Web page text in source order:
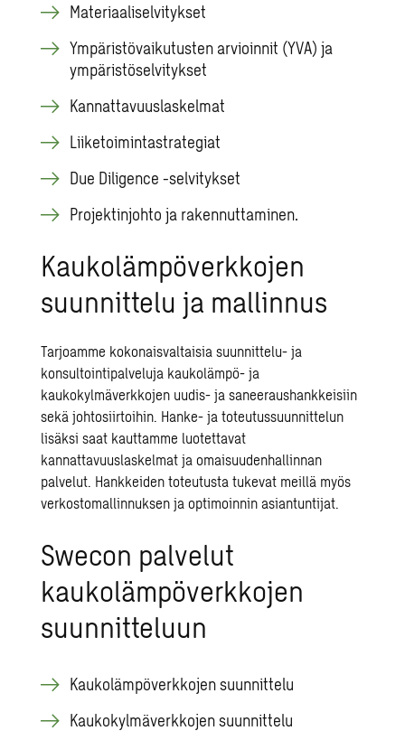
Materiaaliselvitykset
Ympäristövaikutusten arvioinnit (YVA) ja
ympäristöselvitykset
Kannattavuuslaskelmat
Liiketoimintastrategiat
Due Diligence -selvitykset
Projektinjohto ja rakennuttaminen.
Kaukolämpöverkkojen
suunnittelu ja mallinnus
Tarjoamme kokonaisvaltaisia suunnittelu- ja
konsultointipalveluja kaukolämpö- ja
kaukokylmäverkkojen uudis- ja saneeraushankkeisiin
sekä johtosiirtoihin. Hanke- ja toteutussuunnittelun
lisäksi saat kauttamme luotettavat
kannattavuuslaskelmat ja omaisuudenhallinnan
palvelut. Hankkeiden toteutusta tukevat meillä myös
verkostomallinnuksen ja optimoinnin asiantuntijat.
Swecon palvelut
kaukolämpöverkkojen
suunnitteluun
Kaukolämpöverkkojen suunnittelu
Kaukokylmäverkkojen suunnittelu